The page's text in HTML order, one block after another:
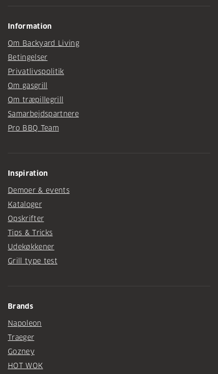
Information
Om Backyard Living
Betingelser
Privatlivspolitik
Om gasgrill
Om træpillegrill
Samarbejdspartnere
Pro BBQ Team
Inspiration
Demoer & events
Kataloger
Opskrifter
Tips & Tricks
Udekøkkener
Grill type test
Brands
Napoleon
Traeger
Gozney
HOT WOK